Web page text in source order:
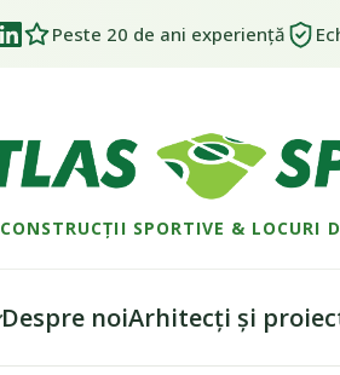
Peste 20 de ani experiență
CONSTRUCȚII SPORTIVE & LOCURI
Despre noiArhitecți și